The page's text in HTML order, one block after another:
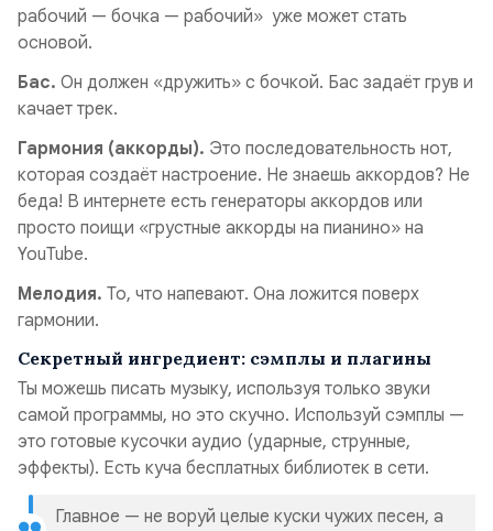
рабочий — бочка — рабочий» уже может стать
основой.
Бас. Он должен «дружить» с бочкой. Бас задаёт грув и
качает трек.
Гармония (аккорды). Это последовательность нот,
которая создаёт настроение. Не знаешь аккордов? Не
беда! В интернете есть генераторы аккордов или
просто поищи «грустные аккорды на пианино» на
YouTube.
Мелодия. То, что напевают. Она ложится поверх
гармонии.
Секретный ингредиент: сэмплы и плагины
Ты можешь писать музыку, используя только звуки
самой программы, но это скучно. Используй сэмплы —
это готовые кусочки аудио (ударные, струнные,
эффекты). Есть куча бесплатных библиотек в сети.
Главное — не воруй целые куски чужих песен, а